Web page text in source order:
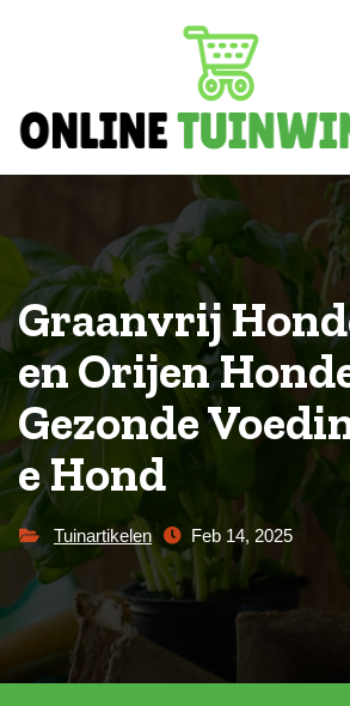
Graanvrij
en Orijen
Gezonde
e Hond
Tuinartikelen Feb 14, 2025